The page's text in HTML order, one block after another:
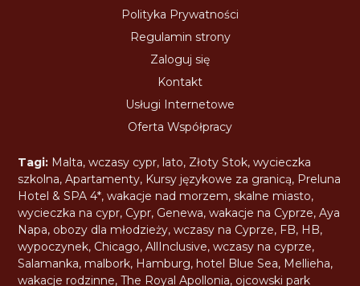
Polityka Prywatności
Regulamin strony
Zaloguj się
Kontakt
Usługi Internetowe
Oferta Współpracy
Tagi: Malta,wczasy cypr, lato, Złoty Stok,wycieczka
szkolna,Apartamenty, Kursy językowe za granicą, Preluna
Hotel & SPA 4*,wakacje nad morzem,skalne miasto,
wycieczka na cypr, Cypr, Genewa,wakacje na Cyprze,Aya
Napa, obozy dla młodzieży,wczasy na Cyprze, FB, HB,
wypoczynek, Chicago,AllInclusive,wczasy na cyprze,
Salamanka, malbork, Hamburg, hotel Blue Sea, Mellieha,
wakacje rodzinne,The Royal Apollonia, ojcowski park